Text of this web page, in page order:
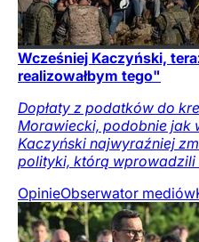
Wcześniej Kaczyński,
realizowałbym tego"
Dopłaty z podatków do
Morawiecki, podobnie jak
Kaczyński najwyraźniej
polityki, którą wprowadzili
OpinieObserwator mediów